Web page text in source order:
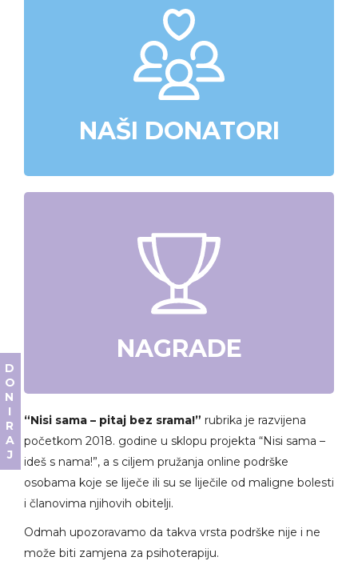
NAŠI DONATORI
NAGRADE
“Nisi sama – pitaj bez srama!” rubrika je razvijena
početkom 2018. godine u sklopu projekta “Nisi sama –
ideš s nama!”, a s ciljem pružanja online podrške
osobama koje se liječe ili su se liječile od maligne bolesti
i članovima njihovih obitelji.
Odmah upozoravamo da takva vrsta podrške nije i ne
može biti zamjena za psihoterapiju.
DONIRAJ